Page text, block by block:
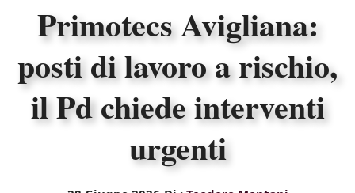
Primotecs Avigliana:
posti di lavoro a rischio,
il Pd chiede interventi
urgenti